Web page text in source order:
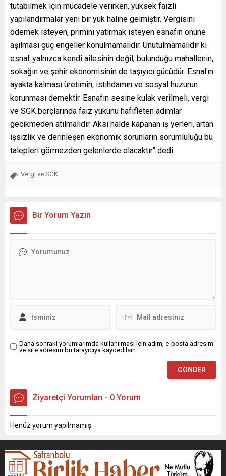
tutabilmek için mücadele verirken, yüksek faizli
yapılandırmalar yeni bir yük haline gelmiştir. Vergisini
ödemek isteyen, primini yatırmak isteyen esnafın önüne
aşılması güç engeller konulmamalıdır. Unutulmamalıdır ki
esnaf yalnızca kendi ailesinin değil; bulunduğu mahallenin,
sokağın ve şehir ekonomisinin de taşıyıcı gücüdür. Esnafın
ayakta kalması üretimin, istihdamın ve sosyal huzurun
korunması demektir. Esnafın sesine kulak verilmeli, vergi
ve SGK borçlarında faiz yükünü hafifleten adımlar
gecikmeden atılmalıdır. Aksi halde kapanan iş yerleri, artan
işsizlik ve derinleşen ekonomik sorunların sorumluluğu bu
talepleri görmezden gelenlerde olacaktır’’ dedi.
Vergi ve SGK
Bir Yorum Yazın
Daha sonraki yorumlarımda kullanılması için adım, e-posta adresim
ve site adresim bu tarayıcıya kaydedilsin.
Ziyaretçi Yorumları - 0 Yorum
Henüz yorum yapılmamış.